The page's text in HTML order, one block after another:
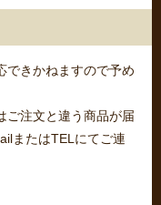
できかねますので予め
ご注文と違う商品が届
またはTELにてご連